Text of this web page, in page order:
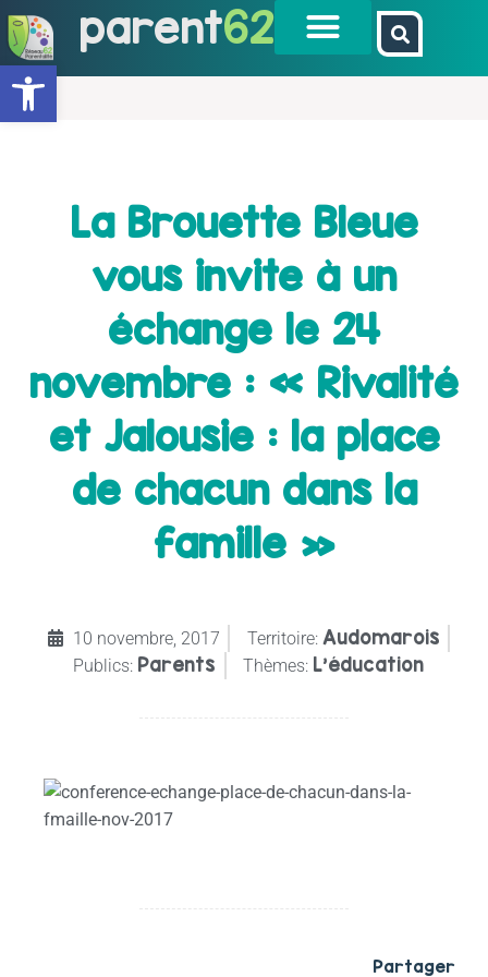
Ouvrir la barre d’outils
parent62
La Brouette Bleue
vous invite à un
échange le 24
novembre : « Rivalité
et Jalousie : la place
de chacun dans la
famille »
10 novembre, 2017 Territoire: Audomarois
Publics: Parents Thèmes: L'éducation
Partager